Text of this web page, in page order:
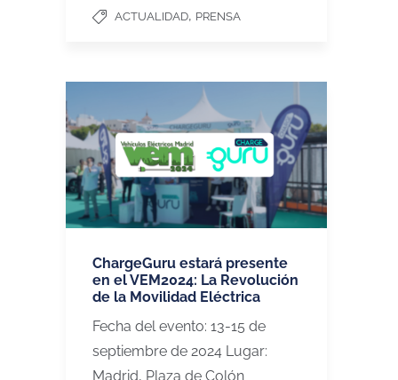
ACTUALIDAD, PRENSA
ChargeGuru estará presente
en el VEM2024: La Revolución
de la Movilidad Eléctrica
Fecha del evento: 13-15 de
septiembre de 2024 Lugar:
Madrid, Plaza de Colón